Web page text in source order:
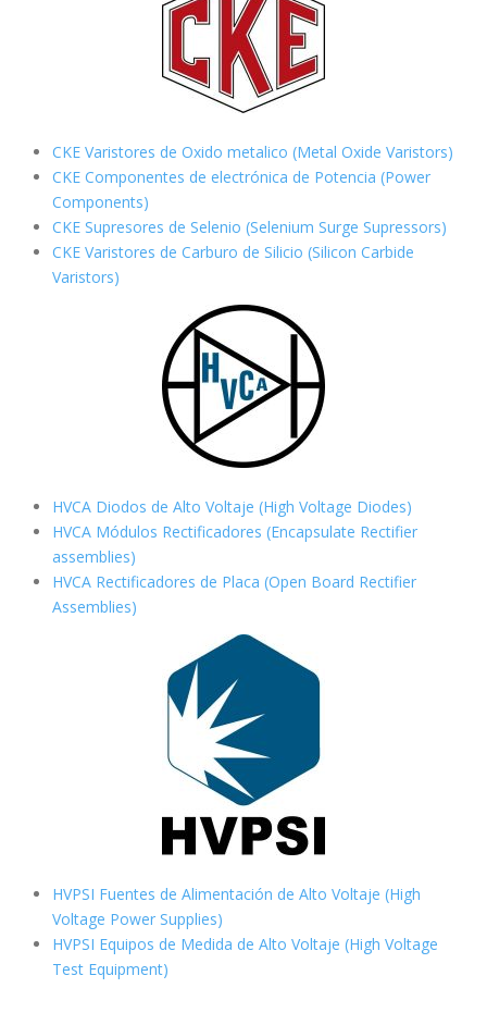
CKE Varistores de Oxido metalico (Metal Oxide Varistors)
CKE Componentes de electrónica de Potencia (Power
Components)
CKE Supresores de Selenio (Selenium Surge Supressors)
CKE Varistores de Carburo de Silicio (Silicon Carbide
Varistors)
HVCA Diodos de Alto Voltaje (High Voltage Diodes)
HVCA Módulos Rectificadores (Encapsulate Rectifier
assemblies)
HVCA Rectificadores de Placa (Open Board Rectifier
Assemblies)
HVPSI Fuentes de Alimentación de Alto Voltaje (High
Voltage Power Supplies)
HVPSI Equipos de Medida de Alto Voltaje (High Voltage
Test Equipment)